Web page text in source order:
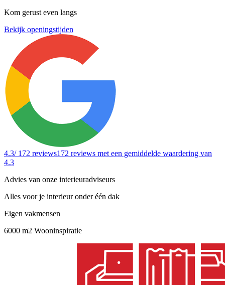
Kom gerust even langs
Bekijk openingstijden
4.3/ 172 reviews172 reviews met een gemiddelde waardering van
4.3
Advies van onze interieuradviseurs
Alles voor je interieur onder één dak
Eigen vakmensen
6000 m2 Wooninspiratie